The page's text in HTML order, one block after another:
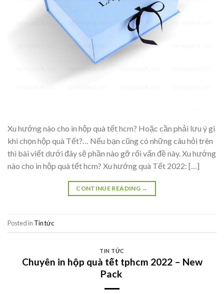
Xu hướng nào cho in hộp quà tết hcm? Hoặc cần phải lưu ý gì
khi chọn hộp quà Tết?… Nếu bạn cũng có những câu hỏi trên
thì bài viết dưới đây sẽ phần nào gỡ rối vấn đề này. Xu hướng
nào cho in hộp quà tết hcm? Xu hướng quà Tết 2022: […]
CONTINUE READING →
Posted in Tin tức
TIN TỨC
Chuyên in hộp quà tết tphcm 2022 – New
Pack